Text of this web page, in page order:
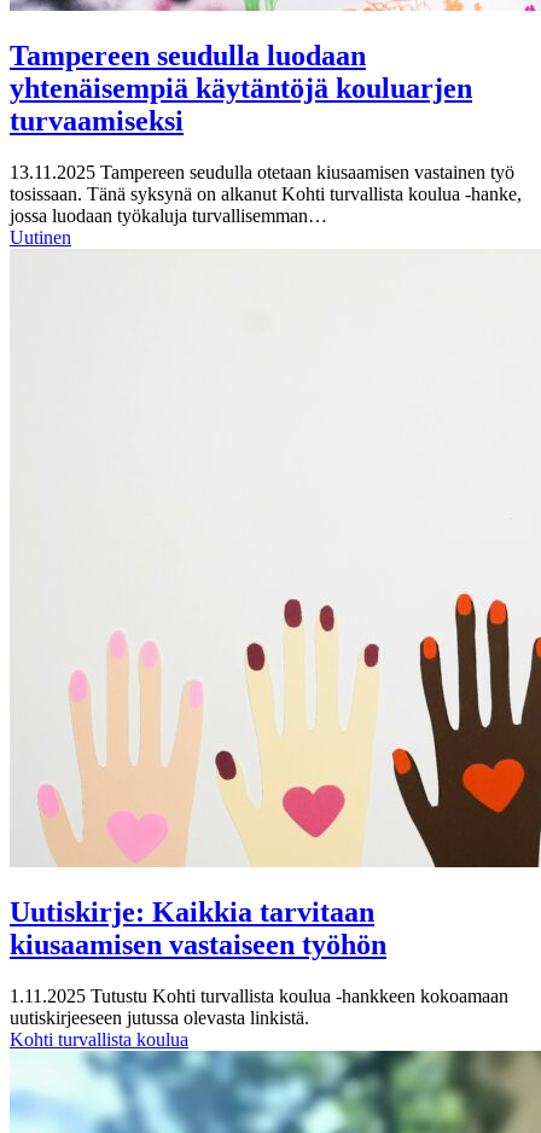
Tampereen seudulla luodaan
yhtenäisempiä käytäntöjä kouluarjen
turvaamiseksi
13.11.2025 Tampereen seudulla otetaan kiusaamisen vastainen työ
tosissaan. Tänä syksynä on alkanut Kohti turvallista koulua -hanke,
jossa luodaan työkaluja turvallisemman…
Uutinen
Uutiskirje: Kaikkia tarvitaan
kiusaamisen vastaiseen työhön
1.11.2025 Tutustu Kohti turvallista koulua -hankkeen kokoamaan
uutiskirjeeseen jutussa olevasta linkistä.
Kohti turvallista koulua